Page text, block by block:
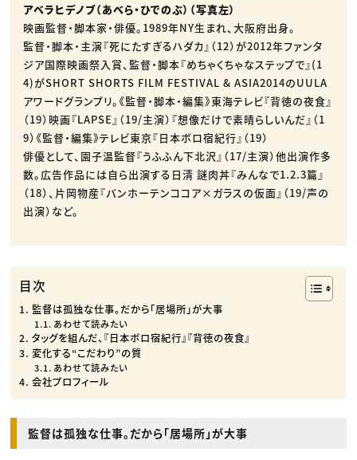
アベラヒデノブ（あべら・ひでのぶ）（写真左）
映画監督・脚本家・俳優。1989年NY生まれ、大阪府出身。
監督・脚本・主演『死にたすぎるハダカ』（12）が2012年ファンタ
ジア国際映画祭入賞、監督・脚本『めちゃくちゃなステップで』(1
4)がSHORT SHORTS FILM FESTIVAL & ASIA2014のUULA
アワードグランプリ。《監督・脚本・編集》東海テレビ『背徳の夜食』
（19）映画『LAPSE』（19/主演）『想像だけで素晴らしいんだ』（1
9）《監督・編集》テレビ東京『日本ボロ宿紀行』（19）
俳優として、園子温監督『うふふん下北沢』（17/主演）他出演作多
数。広告作品には自ら出演する日清 謎肉丼『みんなで1.2.3篇』
（18）、片岡物産『バンホーテンココア×ガラスの仮面』（19/声の
出演）など。
目次
監督は孤独な仕事。だから「居場所」が大事
あわせて読みたい
タッグを組んだ、『日本ボロ宿紀行』『背徳の夜食』
変化する“こだわり”の質
あわせて読みたい
会社プロフィール
監督は孤独な仕事。だから「居場所」が大事